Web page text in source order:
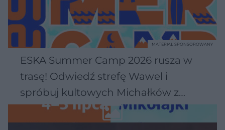
ESKA Summer Camp 2026 rusza w
trasę! Odwiedź strefę Wawel i
spróbuj kultowych Michałków z
Wawelu
MATERIAŁ SPONSOROWANY